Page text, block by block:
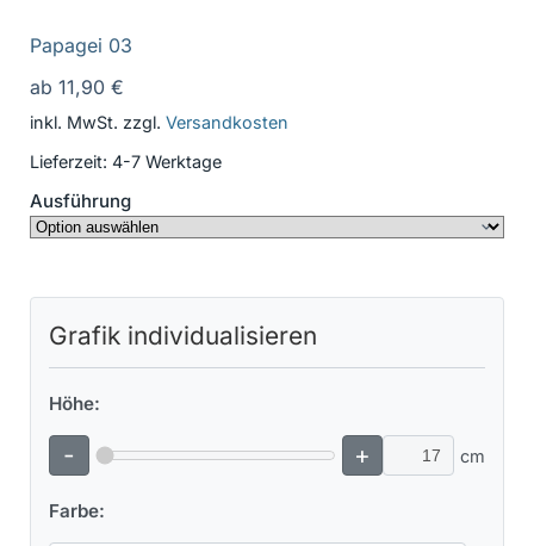
Papagei 03
ab 11,90 €
inkl. MwSt. zzgl. Versandkosten
Lieferzeit: 4-7 Werktage
Ausführung
Grafik individualisieren
Höhe:
- + cm
Farbe: